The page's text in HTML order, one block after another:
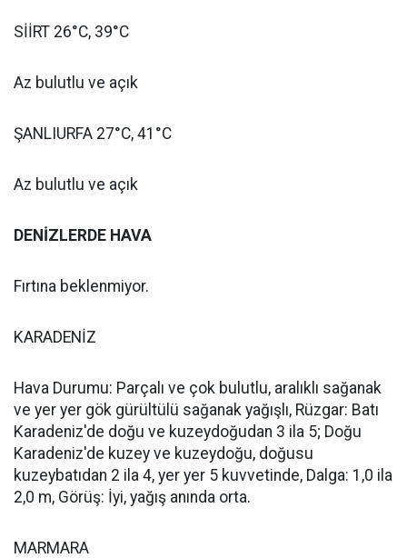
SİİRT 26°C, 39°C
Az bulutlu ve açık
ŞANLIURFA 27°C, 41°C
Az bulutlu ve açık
DENİZLERDE HAVA
Fırtına beklenmiyor.
KARADENİZ
Hava Durumu: Parçalı ve çok bulutlu, aralıklı sağanak
ve yer yer gök gürültülü sağanak yağışlı, Rüzgar: Batı
Karadeniz'de doğu ve kuzeydoğudan 3 ila 5; Doğu
Karadeniz'de kuzey ve kuzeydoğu, doğusu
kuzeybatıdan 2 ila 4, yer yer 5 kuvvetinde, Dalga: 1,0 ila
2,0 m, Görüş: İyi, yağış anında orta.
MARMARA